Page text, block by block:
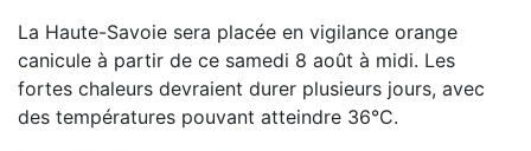
La Haute-Savoie sera placée en vigilance orange
canicule à partir de ce samedi 8 août à midi. Les
fortes chaleurs devraient durer plusieurs jours, avec
des températures pouvant atteindre 36°C.